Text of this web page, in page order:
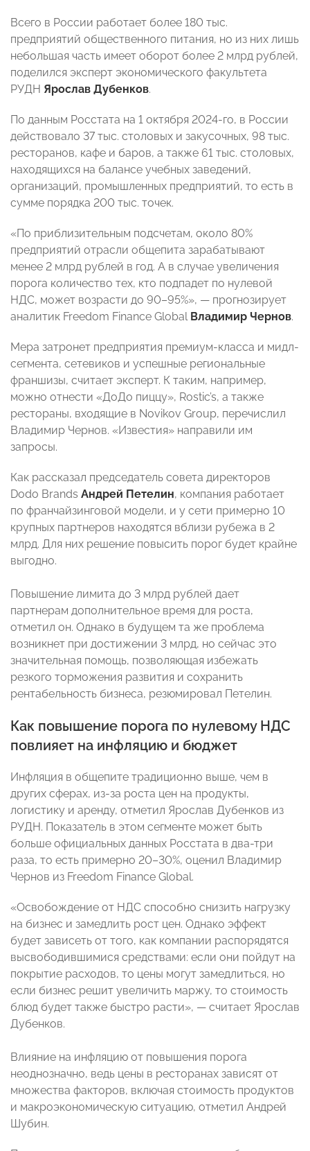
Всего в России работает более 180 тыс.
предприятий общественного питания, но из них лишь
небольшая часть имеет оборот более 2 млрд рублей,
поделился эксперт экономического факультета
РУДН Ярослав Дубенков.
По данным Росстата на 1 октября 2024-го, в России
действовало 37 тыс. столовых и закусочных, 98 тыс.
ресторанов, кафе и баров, а также 61 тыс. столовых,
находящихся на балансе учебных заведений,
организаций, промышленных предприятий, то есть в
сумме порядка 200 тыс. точек.
«По приблизительным подсчетам, около 80%
предприятий отрасли общепита зарабатывают
менее 2 млрд рублей в год. А в случае увеличения
порога количество тех, кто подпадет по нулевой
НДС, может возрасти до 90–95%», — прогнозирует
аналитик Freedom Finance Global Владимир Чернов.
Мера затронет предприятия премиум-класса и мидл-
сегмента, сетевиков и успешные региональные
франшизы, считает эксперт. К таким, например,
можно отнести «ДоДо пиццу», Rostic’s, а также
рестораны, входящие в Novikov Group, перечислил
Владимир Чернов. «Известия» направили им
запросы.
Как рассказал председатель совета директоров
Dodo Brands Андрей Петелин, компания работает
по франчайзинговой модели, и у сети примерно 10
крупных партнеров находятся вблизи рубежа в 2
млрд. Для них решение повысить порог будет крайне
выгодно.
Повышение лимита до 3 млрд рублей дает
партнерам дополнительное время для роста,
отметил он. Однако в будущем та же проблема
возникнет при достижении 3 млрд, но сейчас это
значительная помощь, позволяющая избежать
резкого торможения развития и сохранить
рентабельность бизнеса, резюмировал Петелин.
Как повышение порога по нулевому НДС
повлияет на инфляцию и бюджет
Инфляция в общепите традиционно выше, чем в
других сферах, из-за роста цен на продукты,
логистику и аренду, отметил Ярослав Дубенков из
РУДН. Показатель в этом сегменте может быть
больше официальных данных Росстата в два-три
раза, то есть примерно 20–30%, оценил Владимир
Чернов из Freedom Finance Global.
«Освобождение от НДС способно снизить нагрузку
на бизнес и замедлить рост цен. Однако эффект
будет зависеть от того, как компании распорядятся
высвободившимися средствами: если они пойдут на
покрытие расходов, то цены могут замедлиться, но
если бизнес решит увеличить маржу, то стоимость
блюд будет также быстро расти», — считает Ярослав
Дубенков.
Влияние на инфляцию от повышения порога
неоднозначно, ведь цены в ресторанах зависят от
множества факторов, включая стоимость продуктов
и макроэкономическую ситуацию, отметил Андрей
Шубин.